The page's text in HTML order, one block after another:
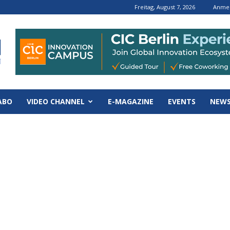
Freitag, August 7, 2026
VIDEO CHANNEL E-MAGAZINE EVENTS